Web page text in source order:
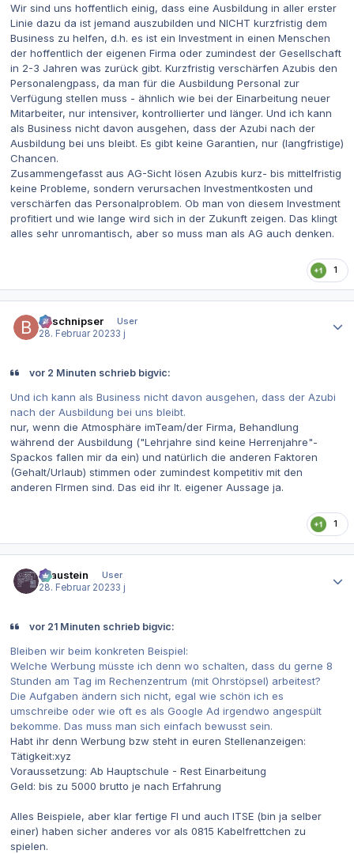
Wir sind uns hoffentlich einig, dass eine Ausbildung in aller erster
Linie dazu da ist jemand auszubilden und NICHT kurzfristig dem
Business zu helfen, d.h. es ist ein Investment in einen Menschen
der hoffentlich der eigenen Firma oder zumindest der Gesellschaft
in 2-3 Jahren was zurück gibt. Kurzfristig verschärfen Azubis den
Personalengpass, da man für die Ausbildung Personal zur
Verfügung stellen muss - ähnlich wie bei der Einarbeitung neuer
Mitarbeiter, nur intensiver, kontrollierter und länger. Und ich kann
als Business nicht davon ausgehen, dass der Azubi nach der
Ausbildung bei uns bleibt. Es gibt keine Garantien, nur (langfristige)
Chancen.
Zusammengefasst aus AG-Sicht lösen Azubis kurz- bis mittelfristig
keine Probleme, sondern verursachen Investmentkosten und
verschärfen das Personalproblem. Ob man von diesem Investment
profitiert und wie lange wird sich in der Zukunft zeigen. Das klingt
alles sehr unromantisch, aber so muss man als AG auch denken.
1
Bitschnipser
User
28. Februar 20233 j
vor 2 Minuten schrieb bigvic:
Und ich kann als Business nicht davon ausgehen, dass der Azubi
nach der Ausbildung bei uns bleibt.
nur, wenn die Atmosphäre imTeam/der Firma, Behandlung
während der Ausbildung ("Lehrjahre sind keine Herrenjahre"-
Spackos fallen mir da ein) und natürlich die anderen Faktoren
(Gehalt/Urlaub) stimmen oder zumindest kompetitiv mit den
anderen FIrmen sind. Das eid ihr lt. eigener Aussage ja.
1
Graustein
User
28. Februar 20233 j
vor 21 Minuten schrieb bigvic:
Bleiben wir beim konkreten Beispiel:
Welche Werbung müsste ich denn wo schalten, dass du gerne 8
Stunden am Tag im Rechenzentrum (mit Ohrstöpsel) arbeitest?
Die Aufgaben ändern sich nicht, egal wie schön ich es
umschreibe oder wie oft es als Google Ad irgendwo angespült
bekomme. Das muss man sich einfach bewusst sein.
Habt ihr denn Werbung bzw steht in euren Stellenanzeigen:
Tätigkeit:xyz
Voraussetzung: Ab Hauptschule - Rest Einarbeitung
Geld: bis zu 5000 brutto je nach Erfahrung
Alles Beispiele, aber klar fertige FI und auch ITSE (bin ja selber
einer) haben sicher anderes vor als 0815 Kabelfrettchen zu
spielen.